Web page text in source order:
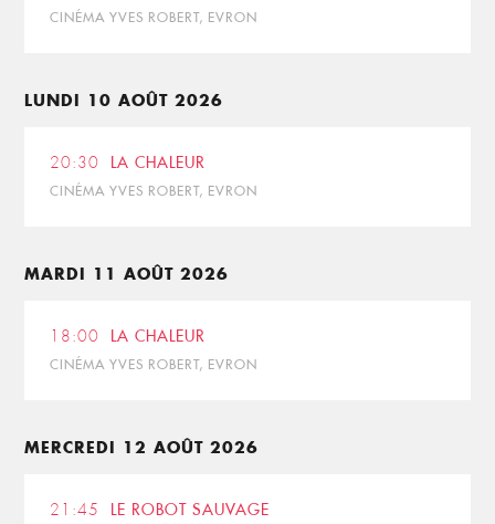
CINÉMA YVES ROBERT, EVRON
LUNDI 10 AOÛT 2026
20:30 LA CHALEUR
CINÉMA YVES ROBERT, EVRON
MARDI 11 AOÛT 2026
18:00 LA CHALEUR
CINÉMA YVES ROBERT, EVRON
MERCREDI 12 AOÛT 2026
21:45 LE ROBOT SAUVAGE